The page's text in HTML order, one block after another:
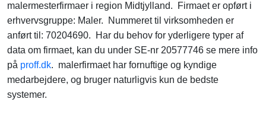
malermesterfirmaer i region Midtjylland. Firmaet er opført i
erhvervsgruppe: Maler. Nummeret til virksomheden er
anført til: 70204690. Har du behov for yderligere typer af
data om firmaet, kan du under SE-nr 20577746 se mere info
på proff.dk. malerfirmaet har fornuftige og kyndige
medarbejdere, og bruger naturligvis kun de bedste
systemer.